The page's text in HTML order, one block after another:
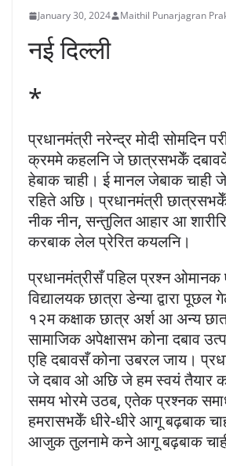
January 30, 2024 Maithil Punarjagran
नई दिल्ली
*
प्रधानमंत्री नरेन्द्र मोदी सोमदिन
क्रममे कहलनि जे छात्रसभकेँ दबावकेँ
हेबाक चाही। ई मानल जेबाक चाही
रहिते अछि। प्रधानमंत्री
नीक नीन, सन्तुलित आहार आ
करबाक लेल प्रेरित कयलनि।
प्रधानमंत्रीसँ पहिल प्रश्न ओमानक
विद्यालयक छात्रा डेन्या द्वारा
१२म कक्षाक छात्र अर्श आ अन्य
सामाजिक अपेक्षासभ कोना दबाव
एहि दबावसँ कोना उबरल जाय।
जे दबाव ओ अछि जे हम स्वयं तैयार
समय भोरमे उठब, एतेक प्रश्नक
हमरासभकेँ धीरे-धीरे आगू बढ़बाक
आजुक तुलनामे कने आगू बढ़बाक